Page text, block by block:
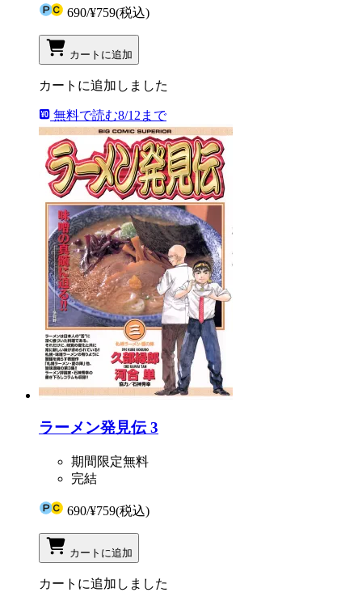
690/¥759(税込)
カートに追加
カートに追加しました
無料で読む8/12まで
ラーメン発見伝 3
期間限定無料
完結
690/¥759(税込)
カートに追加
カートに追加しました